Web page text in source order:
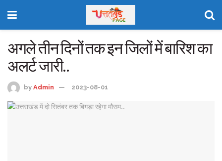
अगले तीन दिनों तक इन जिलों में बारिश का
अलर्ट जारी..
by Admin 2023-08-01